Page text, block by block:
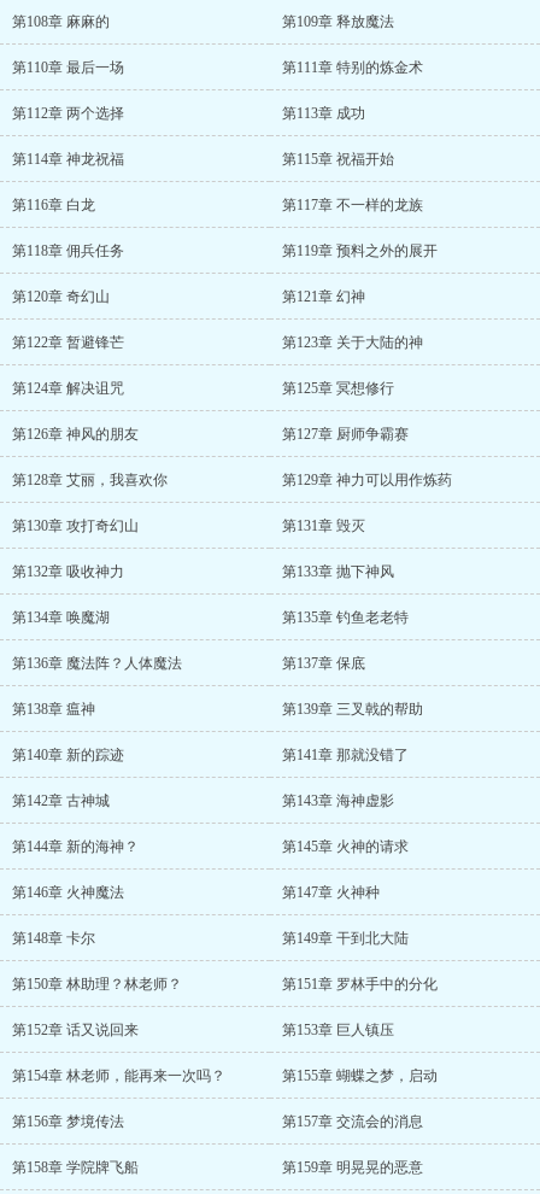
第108章 麻麻的 第109章 释放魔法
第110章 最后一场 第111章 特别的炼金术
第112章 两个选择 第113章 成功
第114章 神龙祝福 第115章 祝福开始
第116章 白龙 第117章 不一样的龙族
第118章 佣兵任务 第119章 预料之外的展开
第120章 奇幻山 第121章 幻神
第122章 暂避锋芒 第123章 关于大陆的神
第124章 解决诅咒 第125章 冥想修行
第126章 神风的朋友 第127章 厨师争霸赛
第128章 艾丽，我喜欢你 第129章 神力可以用作炼药
第130章 攻打奇幻山 第131章 毁灭
第132章 吸收神力 第133章 抛下神风
第134章 唤魔湖 第135章 钓鱼老老特
第136章 魔法阵？人体魔法 第137章 保底
第138章 瘟神 第139章 三叉戟的帮助
第140章 新的踪迹 第141章 那就没错了
第142章 古神城 第143章 海神虚影
第144章 新的海神？ 第145章 火神的请求
第146章 火神魔法 第147章 火神种
第148章 卡尔 第149章 干到北大陆
第150章 林助理？林老师？ 第151章 罗林手中的分化
第152章 话又说回来 第153章 巨人镇压
第154章 林老师，能再来一次吗？ 第155章 蝴蝶之梦，启动
第156章 梦境传法 第157章 交流会的消息
第158章 学院牌飞船 第159章 明晃晃的恶意